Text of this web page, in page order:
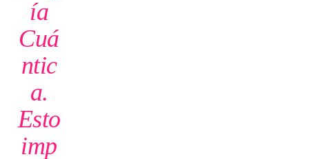
ía
Cuá
ntic
a.
Esto
imp